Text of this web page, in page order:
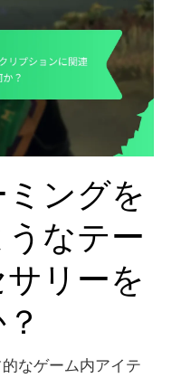
ングを
なテー
リーを
なゲーム内アイテ